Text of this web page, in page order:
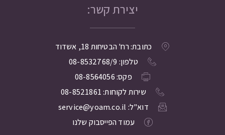
יצירת קשר:
כתובת: רח' הבטיחות 18, אשדוד
טלפון: 08-8532768/9
פקס: 08-8564056
שירות לקוחות: 08-8521861
דוא"ל: service@yoam.co.il
עמוד הפייסבוק שלנו